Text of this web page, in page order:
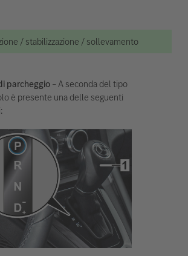
/ stabilizzazione / sollevamento
parcheggio– A seconda del tipo
è presente una delle seguenti